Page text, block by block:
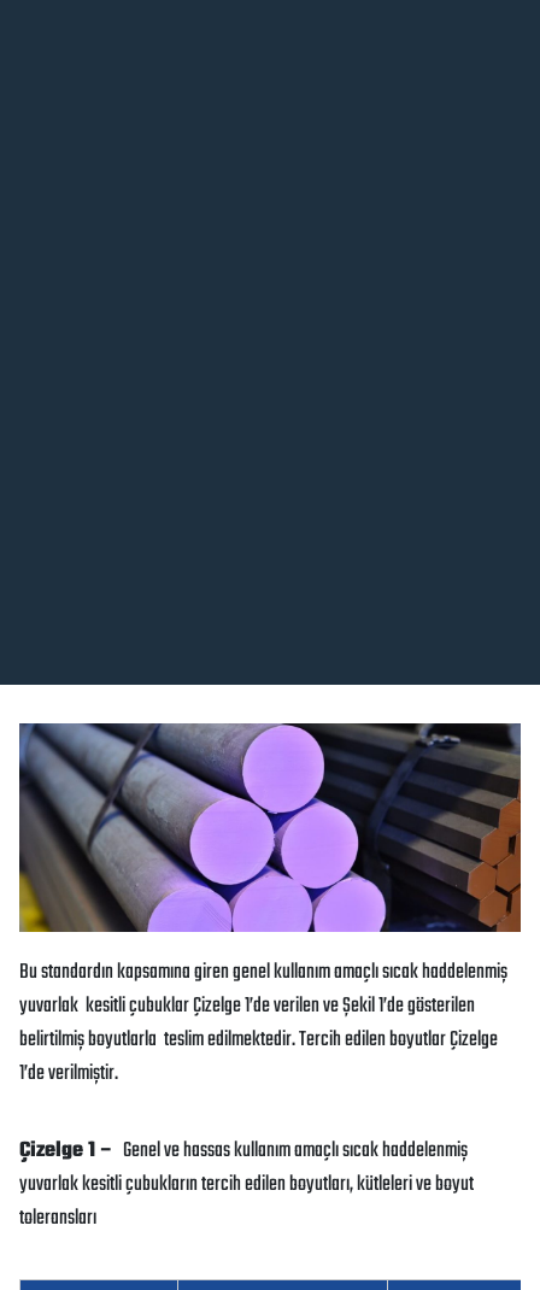
Bu standardın kapsamına giren genel kullanım amaçlı sıcak haddelenmiş
yuvarlak kesitli çubuklar Çizelge 1’de verilen ve Şekil 1’de gösterilen
belirtilmiş boyutlarla teslim edilmektedir. Tercih edilen boyutlar Çizelge
1’de verilmiştir.
Çizelge 1 – Genel ve hassas kullanım amaçlı sıcak haddelenmiş
yuvarlak kesitli çubukların tercih edilen boyutları, kütleleri ve boyut
toleransları